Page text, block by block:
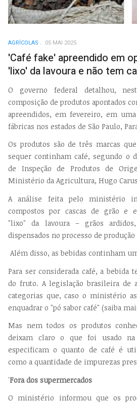
AGRÍCOLAS 05 MAI 2025
'Café fake' apreendido em
'lixo' da lavoura e não tem
O governo federal detalhou,
composição de produtos apontados
apreendidos, em fevereiro, em
fábricas nos estados de São Paulo,
Os produtos são de três marcas
sequer continham café, segundo o
de Inspeção de Produtos de
Ministério da Agricultura, Hugo
A análise feita pelo ministério
compostos por cascas de grão e
"lixo" da lavoura – grãos
dispensados no processo de produção
Além disso, as bebidas continham
Para ser considerada café, a bebida
do fruto. A legislação brasileira de
categorias que, caso o ministério
enquadrar o "pó sabor café" (saiba
Mas nem todos os produtos
deixam claro o que foi usado na
especificam o quanto de café é
como a quantidade de impurezas
'Fora dos supermercados
O ministério informou que os